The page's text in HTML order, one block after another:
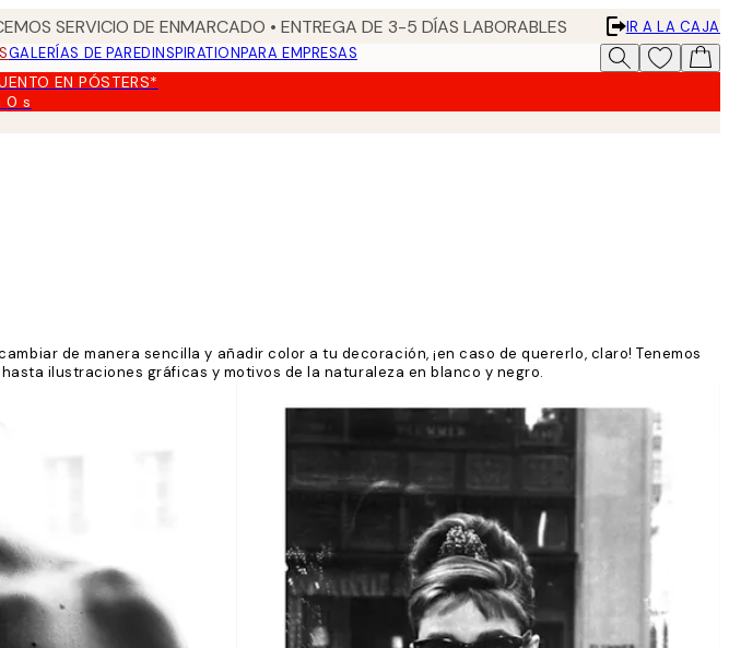
SERVICIO DE ENMARCADO • ENTREGA DE 3-5 DÍAS LABORABLES
IR A LA CAJA
GALERÍAS DE PAREDINSPIRATIONPARA EMPRESAS
EN PÓSTERS*
0 s
de manera sencilla y añadir color a tu decoración, ¡en caso de quererlo, claro! Tenemos
ilustraciones gráficas y motivos de la naturaleza en blanco y negro.